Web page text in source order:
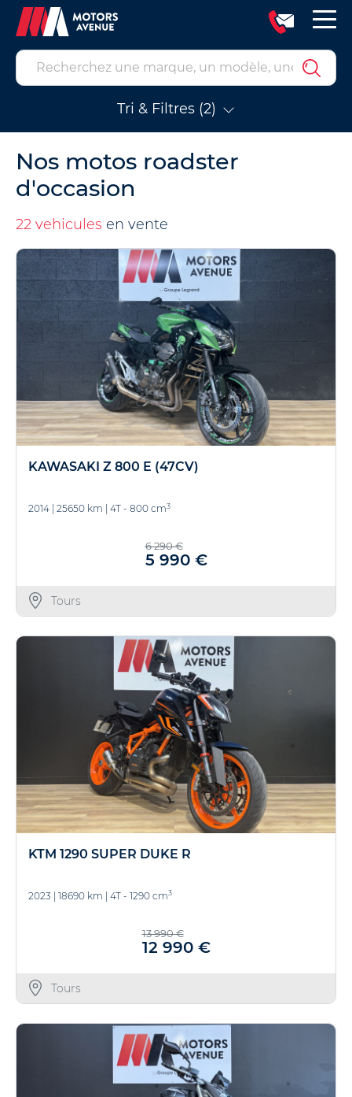
Tri & Filtres (2)
Nos motos roadster
d'occasion
22 vehicules en vente
KAWASAKI Z 800 E (47CV)
2014 25650 km 4T - 800 cm3
6 290 €
5 990 €
Tours
KTM 1290 SUPER DUKE R
2023 18690 km 4T - 1290 cm3
13 990 €
12 990 €
Tours